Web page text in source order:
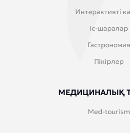
Интерактивті
Іс-шаралар
Гастрономия
Пікірлер
МЕДИЦИНАЛЫҚ
Med-tourism